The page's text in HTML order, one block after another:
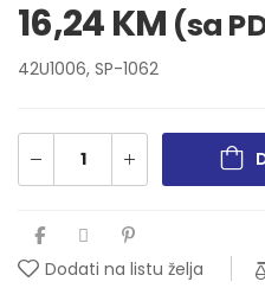
16,24KM (sa
42U1006, SP-1062
Dodati na listu želja